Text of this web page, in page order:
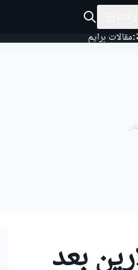
مقالات برايم
بعد